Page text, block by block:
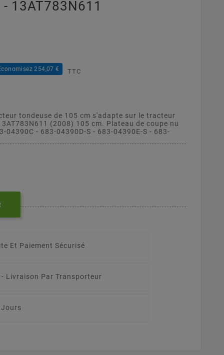
13AT783N611
254,07 € TTC
tondeuse de 105 cm s'adapte sur le tracteur
(2008) 105 cm. Plateau de coupe nu
04390C - 683-04390D-S - 683-04390E-S - 683-
Et Paiement Sécurisé
Livraison Par Transporteur
Jours